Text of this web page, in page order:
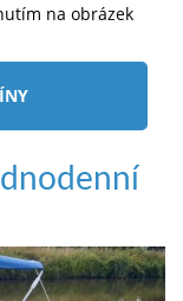
na obrázek